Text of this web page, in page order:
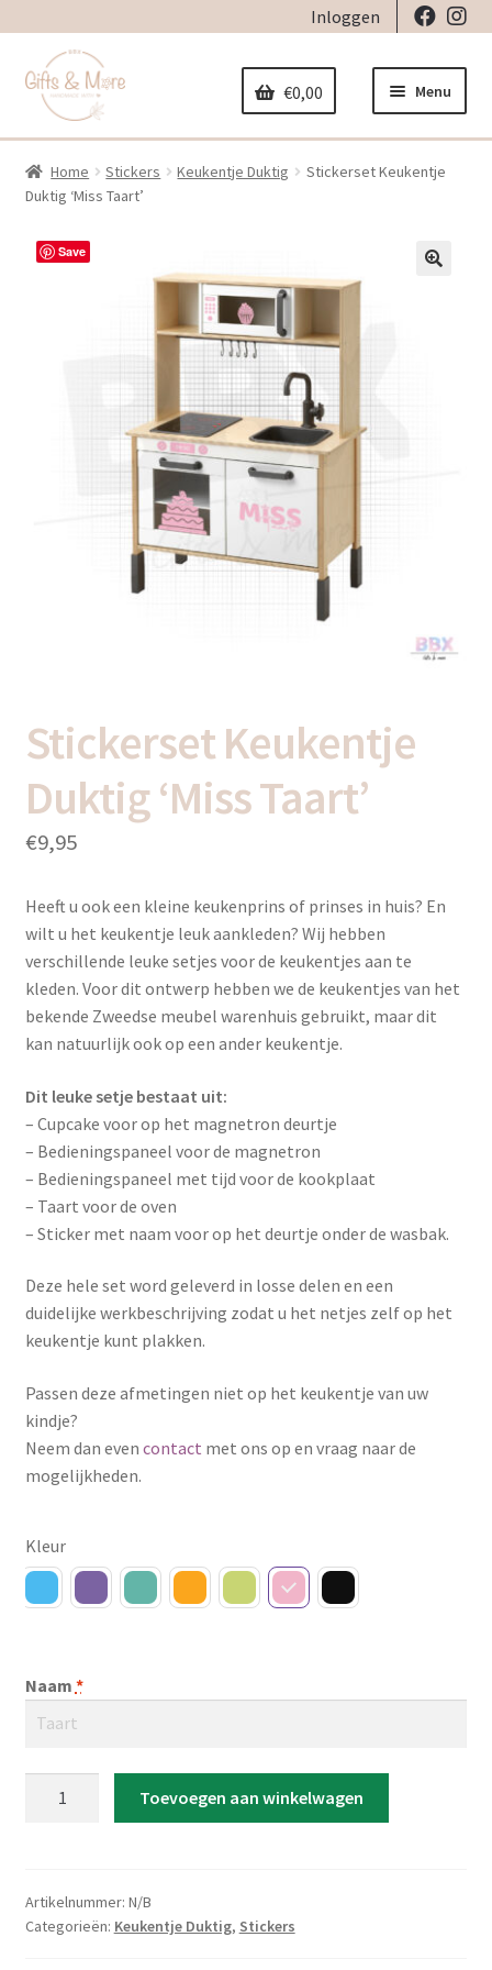
Inloggen
door
naar
navigatie
naar
inhoud
Menu
Home
Geboorte
Stickers
Strijkapplicaties
Tassen
€0,00
Home Stickers Keukentje Duktig
Stickerset Keukentje
Duktig ‘Miss Taart’
Save
Stickerset Keukentje
Duktig ‘Miss Taart’
€9,95
Heeft u ook een kleine keukenprins of prinses in huis? En
wilt u het keukentje leuk aankleden? Wij hebben
verschillende leuke setjes voor de keukentjes aan te
kleden. Voor dit ontwerp hebben we de keukentjes van het
bekende Zweedse meubel warenhuis gebruikt, maar dit
kan natuurlijk ook op een ander keukentje.
Dit leuke setje bestaat uit:
– Cupcake voor op het magnetron deurtje
– Bedieningspaneel voor de magnetron
– Bedieningspaneel met tijd voor de kookplaat
– Taart voor de oven
– Sticker met naam voor op het deurtje onder de wasbak.
Deze hele set word geleverd in losse delen en een
duidelijke werkbeschrijving zodat u het netjes zelf op het
keukentje kunt plakken.
Passen deze afmetingen niet op het keukentje van uw
kindje?
Neem dan even contact met ons op en vraag naar de
mogelijkheden.
Kleur
Naam *
Taart'
aantal
Toevoegen aan winkelwagen
Artikelnummer: N/B
Categorieën: Keukentje Duktig, Stickers